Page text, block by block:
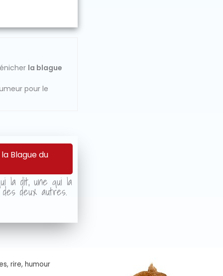
la blague
pour le
Blague du
la dit, une qui la
deux autres.
rire, humour